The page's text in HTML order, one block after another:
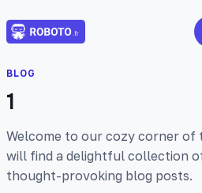
BLOG
1
Welcome to our cozy corner of
will find a delightful collection
thought-provoking blog posts.